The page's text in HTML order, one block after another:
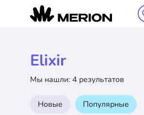
Elixir
Мы нашли: 4 результатов
Новые Популярные